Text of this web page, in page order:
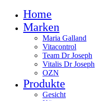
Home
Marken
Maria Galland
Vitacontrol
Team Dr Joseph
Vitalis Dr Joseph
OZN
Produkte
Gesicht